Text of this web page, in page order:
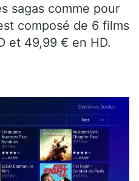
sagas comme pour
composé de 6 films
et 49,99 € en HD.